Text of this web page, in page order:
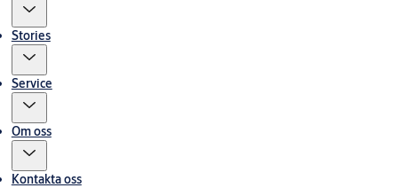
Stories
Service
Om oss
Kontakta oss